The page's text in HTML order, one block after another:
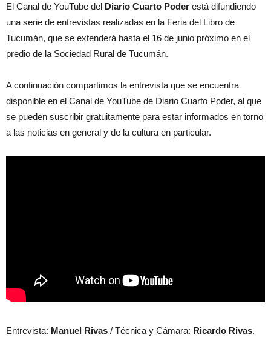
El Canal de YouTube del Diario Cuarto Poder está difundiendo
una serie de entrevistas realizadas en la Feria del Libro de
Tucumán, que se extenderá hasta el 16 de junio próximo en el
predio de la Sociedad Rural de Tucumán.
A continuación compartimos la entrevista que se encuentra
disponible en el Canal de YouTube de Diario Cuarto Poder, al que
se pueden suscribir gratuitamente para estar informados en torno
a las noticias en general y de la cultura en particular.
Entrevista: Manuel Rivas / Técnica y Cámara: Ricardo Rivas.